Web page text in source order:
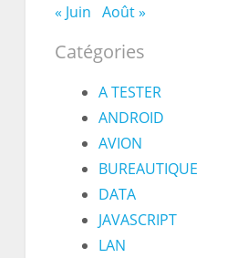
« Juin Août »
Catégories
A TESTER
ANDROID
AVION
BUREAUTIQUE
DATA
JAVASCRIPT
LAN